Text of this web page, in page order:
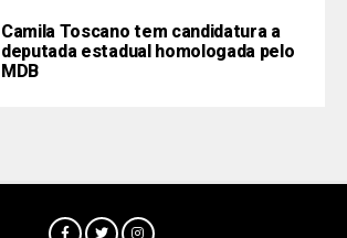
Camila Toscano tem candidatura a
deputada estadual homologada pelo
MDB